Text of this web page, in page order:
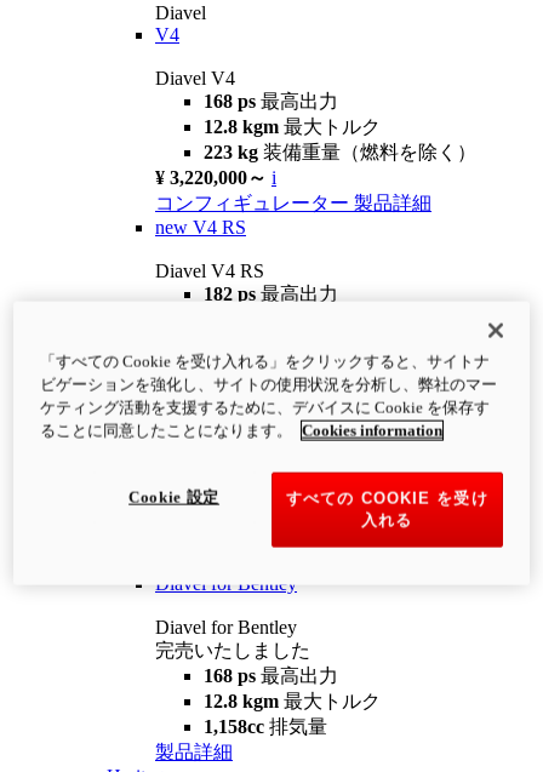
Diavel
V4
Diavel V4
168 ps 最高出力
12.8 kgm 最大トルク
223 kg 装備重量（燃料を除く）
¥ 3,220,000～ i
コンフィギュレーター 製品詳細
new V4 RS
Diavel V4 RS
182 ps 最高出力
¥4,400,000 i
コンフィギュレーター 製品詳細
newV4 RS 100
12.2 kgm
最大トルク
装備重量（燃料を除く）
Diavel for Bentley
Diavel for Bentley
完売いたしました
168 ps 最高出力
12.8 kgm 最大トルク
1,158cc 排気量
製品詳細
「すべての Cookie を受け入れる」をクリックすると、サイトナ
ビゲーションを強化し、サイトの使用状況を分析し、弊社のマー
ケティング活動を支援するために、デバイスに Cookie を保存す
ることに同意したことになります。
Cookies information
すべての COOKIE を受け
入れる
Cookie 設定